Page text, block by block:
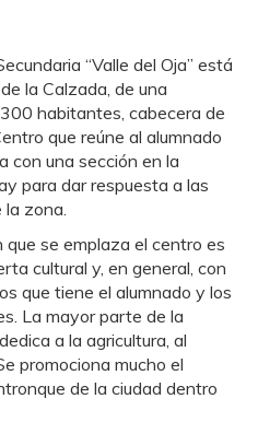
“Valle del Oja” está
la Calzada, de una
habitantes, cabecera de
que reúne al alumnado
con una sección en la
para dar respuesta a las
zona.
se emplaza el centro es
cultural y, en general, con
que tiene el alumnado y los
La mayor parte de la
a la agricultura, al
promociona mucho el
de la ciudad dentro